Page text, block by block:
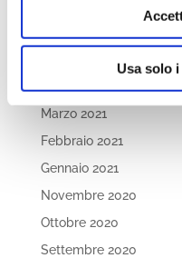
Usa solo
Aprile 2021
Marzo 2021
Febbraio 2021
Gennaio 2021
Novembre 2020
Ottobre 2020
Settembre 2020